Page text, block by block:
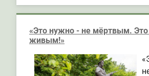
«Это нужно - не мёртвым.
живым!»